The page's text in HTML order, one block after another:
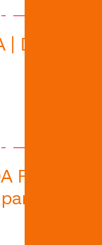
Dona un
FAR